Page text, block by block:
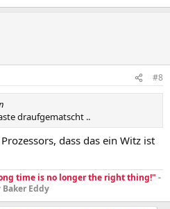
#8
draufgematscht ..
dass das ein Witz ist
time is no longer the right thing!" -
Baker Eddy